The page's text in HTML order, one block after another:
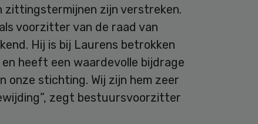
zittingstermijnen zijn verstreken.
voorzitter van de raad van
Hij is bij Laurens betrokken
heeft een waardevolle bijdrage
onze stichting. Wij zijn hem zeer
zegt bestuursvoorzitter